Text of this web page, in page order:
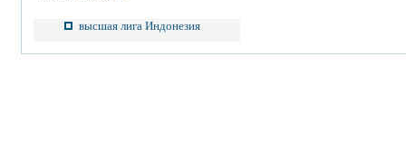
высшая лига Индонезия